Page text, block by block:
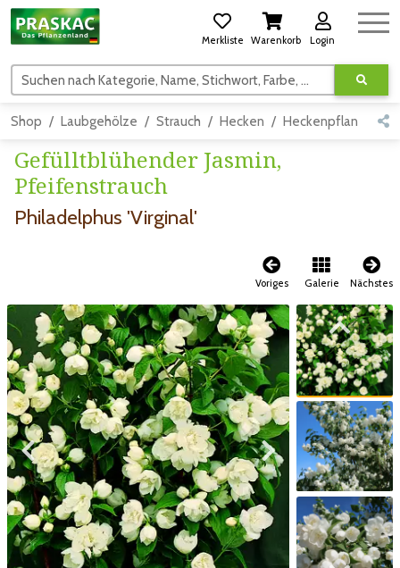
Merkliste Warenkorb Login
Suchen nach Kategorie, Name, Stichwort, Farbe, usw.
Shop Laubgehölze Strauch Hecken Heckenpflanzen
Gefülltblühender Jasmin,
Pfeifenstrauch
Philadelphus 'Virginal'
Voriges Galerie Nächstes
Zum vorigen Bild Zum nächsten Bild
Zum vorigen Bild